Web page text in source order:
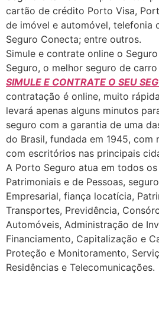
cartão de crédito Porto Visa,
de imóvel e automóvel, telefonia
Seguro Conecta; entre outros.
Simule e contrate online o
Seguro, o melhor seguro de
SIMULE E CONTRATE O SEU
contratação é online, muito
levará apenas alguns minutos
seguro com a garantia de uma
do Brasil, fundada em 1945, com
com escritórios nas principais
A Porto Seguro atua em todos
Patrimoniais e de Pessoas,
Empresarial, fiança locatícia,
Transportes, Previdência,
Automóveis, Administração de
Financiamento, Capitalização e
Proteção e Monitoramento,
Residências e Telecomunicações.